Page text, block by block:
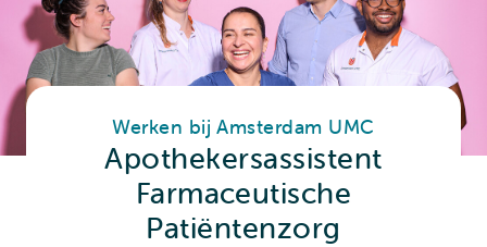
Werken bij Amsterdam UMC
Apothekersassistent
Farmaceutische
Patiëntenzorg